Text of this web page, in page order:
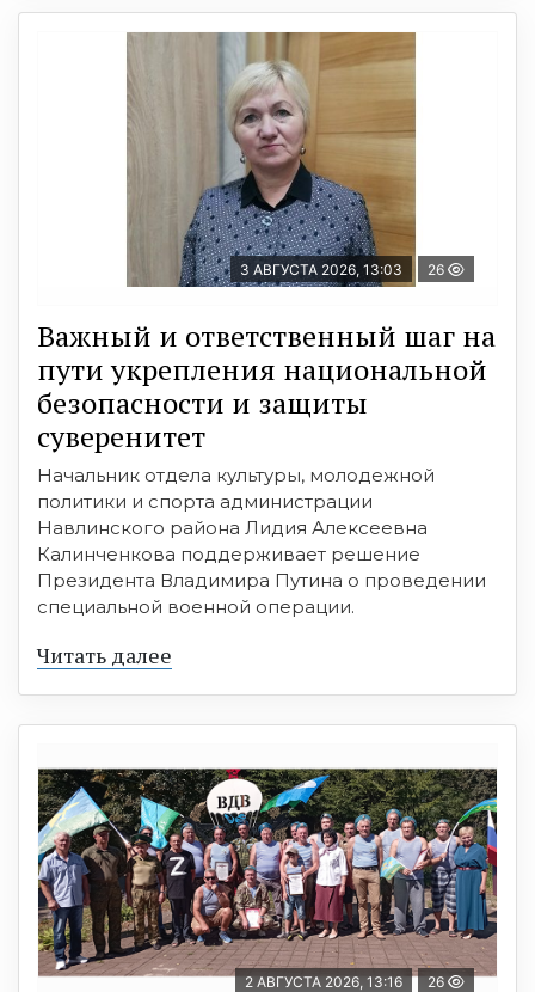
3 АВГУСТА 2026, 13:03 26
Важный и ответственный шаг на
пути укрепления национальной
безопасности и защиты
суверенитет
Начальник отдела культуры, молодежной
политики и спорта администрации
Навлинского района Лидия Алексеевна
Калинченкова поддерживает решение
Президента Владимира Путина о проведении
специальной военной операции.
Читать далее
2 АВГУСТА 2026, 13:16 26